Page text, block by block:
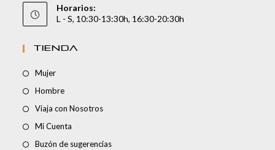
Horarios:
L - S, 10:30-13:30h, 16:30-20:30h
TIENDA
Mujer
Hombre
Viaja con Nosotros
Mi Cuenta
Buzón de sugerencias